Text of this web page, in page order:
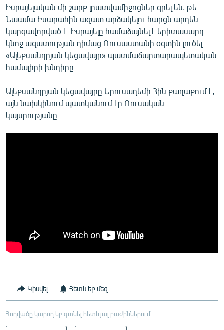
Իսրայելական մի շարք լրատվամիջոցներ գրել են, թե
Նաամա Իսարահին ազատ արձակելու հարցն արդեն
կարգավորված է։ Իսրայելը համաձայնել է երիտասարդ
կնոջ ազատության դիմաց Ռուսաստանի օգտին լուծել
«Ալեքսանդրյան կեցավայր» պատմաճարտարապետական
համալիրի խնդիրը։
Ալեքսանդրյան կեցավայրը Երուսաղեմի Հին քաղաքում է,
այն նախկինում պատկանում էր Ռուսական
կայսրությանը։
Կիսվել Հետևեք մեզ
Հոդվածը կարող եք գտնել հետևյալ բաժիններում